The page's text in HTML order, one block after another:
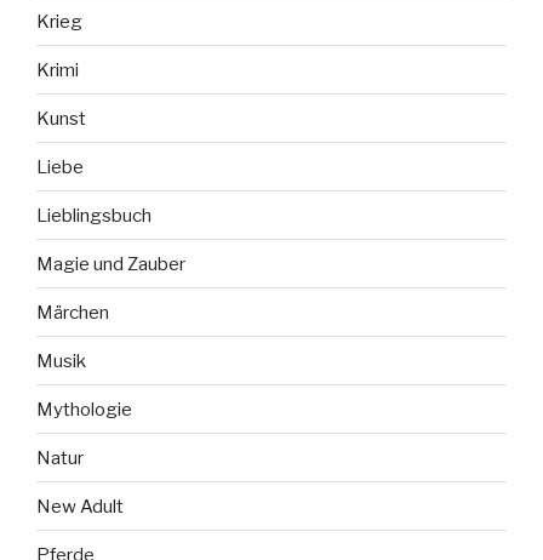
Krieg
Krimi
Kunst
Liebe
Lieblingsbuch
Magie und Zauber
Märchen
Musik
Mythologie
Natur
New Adult
Pferde